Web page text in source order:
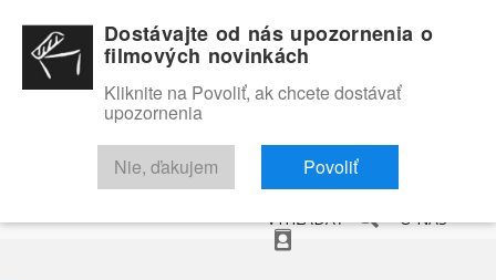
RECENZIE TRAILERY FILMOVÁ DATABÁZA
VYHĽADAŤ O NÁS
Dostávajte od nás upozornenia o
filmových novinkách
Kliknite na Povoliť, ak chcete dostávať
upozornenia
Nie, ďakujem Povoliť